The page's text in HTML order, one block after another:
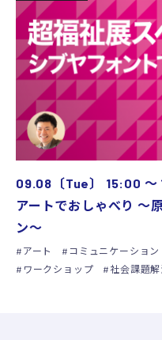
09.08〔Tue〕 15:00 〜
アートでおしゃべり 〜
ン〜
アート コミュニケーション
ワークショップ
社会課題解